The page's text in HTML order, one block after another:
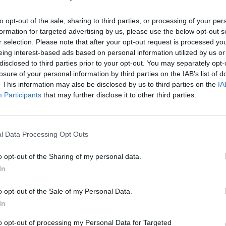
opt-out of the sale, sharing to third parties, or processing of your
for targeted advertising by us, please use the below opt-out
selection. Please note that after your opt-out request is processed
interest-based ads based on personal information utilized by us
to third parties prior to your opt-out. You may separately
of your personal information by third parties on the IAB’s list of
This information may also be disclosed by us to third parties on the
Participants that may further disclose it to other third parties.
Data Processing Opt Outs
opt-out of the Sharing of my personal data.
opt-out of the Sale of my Personal Data.
opt-out of processing my Personal Data for Targeted
«sopravvalutazione del valore delle
è contrario, dice Monti, «all'obbligo di
un quadro veritiero e corretto dello stato
gli esperti giuridici dell'Antitrust il
appare «incompatibile» anche con le
di contabilità internazionale. La
ha mai visto con favore il provvedimento
di fatto viene a creare una disparità di
un vantaggio fiscale. Di norma le perdite
Con il salva calcio, dice
possibile prolungare il periodo degli
economico. La Commissione dopo
rilievi ne ha dedotto che le misure
avere «un effetto distorsivo» a livello
Rudy Giuliani a Come States?
Trump, Meloni e la strategia
americana